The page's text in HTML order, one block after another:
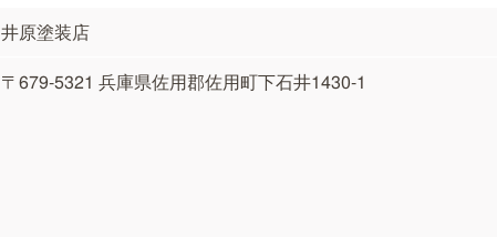
井原塗装店
〒679-5321 兵庫県佐用郡佐用町下石井1430-1